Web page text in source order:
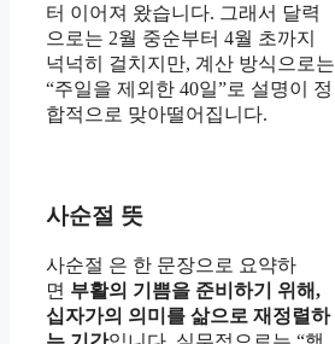
터 이어져 왔습니다. 그래서 달력
으로는 2월 중순부터 4월 초까지
넉넉히 걸치지만, 계산 방식으로는
“주일을 제외한 40일”로 설명이 정
합적으로 맞아떨어집니다.
사순절 뜻
사순절 은 한 문장으로 요약하
면 부활의 기쁨을 준비하기 위해,
십자가의 의미를 삶으로 재정렬하